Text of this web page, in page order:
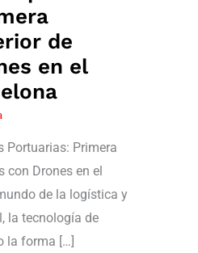
de
en el
Portuarias: Primera
con Drones en el
de la logística y
la tecnología de
la forma […]